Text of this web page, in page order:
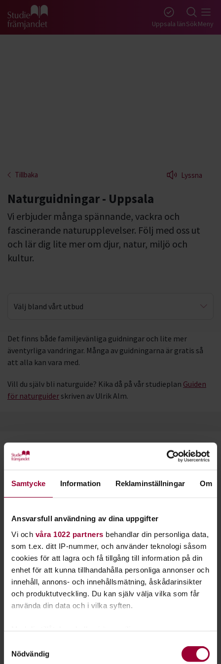
Samtycke Information Reklaminställningar Om
Ansvarsfull användning av dina uppgifter
Vi och våra 1022 partners behandlar din personliga data,
som t.ex. ditt IP-nummer, och använder teknologi såsom
cookies för att lagra och få tillgång till information på din
enhet för att kunna tillhandahålla personliga annonser och
innehåll, annons- och innehållsmätning, åskådarinsikter
och produktutveckling. Du kan själv välja vilka som får
använda din data och i vilka syften.
som kan ha en noggrannhet på upp till flera meter
Nödvändig
Gå till studiefrämjandets startsida Uppsala länSökMeny
Tillbaka Lyssna
Naturguidningar - Uppsala
Vi erbjuder många spännande, vackra och
fascinerande naturupplevelser. Följ med oss ut
och lär dig lite mer om djur, natur, miljö och
kultur.
Välj bland vårt utbud
Det finns både familjevänliga guidningar och lite mer
äventyrliga vandringar. Många av guidningarna är gratis så
att alla kan vara med.
Vill du själv bli naturguide? Kika då på vår studieplan Guiden
för naturguider skriven av Ulrik Alm.
Starta en studiecirkel!
studiecirkel hos Studiefrämjandet.
Läs mer om att starta studiecirkel
Nästa steg
Se våra kurser, evenemang och studiecirklar inom
Naturguidning